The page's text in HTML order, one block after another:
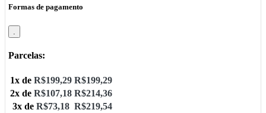
Formas de pagamento
Parcelas:
1x de R$199,29 R$199,29
2x de R$107,18 R$214,36
3x de R$73,18 R$219,54